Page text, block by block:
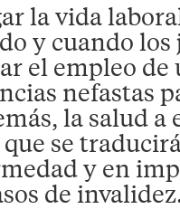
la vida
y cuando
el empleo de
nefastas
la salud a
se
y en
de